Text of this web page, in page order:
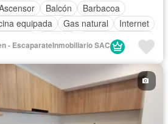
Balcón
Barbacoa
equipada Gas natural
Internet
Vista panorámica
- EscaparateInmobiliario SAC